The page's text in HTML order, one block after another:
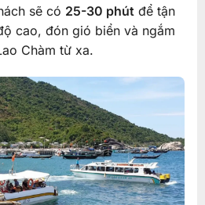
sẽ có 25-30 phút để tận
cao, đón gió biển và ngắm
Chàm từ xa.